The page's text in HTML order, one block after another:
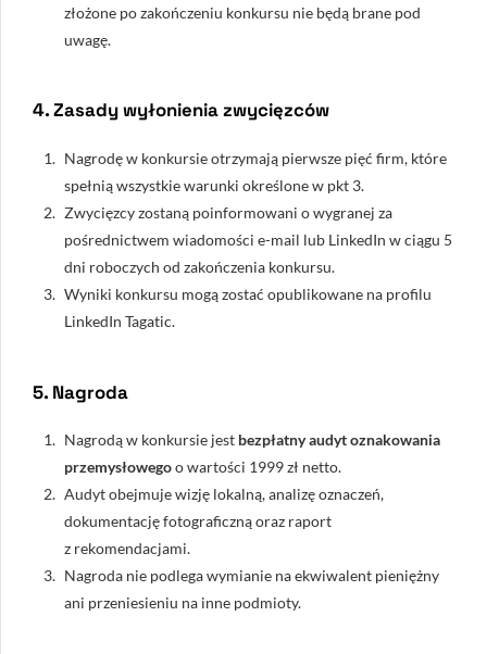
złożone po zakończeniu konkursu nie będą brane pod
uwagę.
4. Zasady wyłonienia zwycięzców
Nagrodę w konkursie otrzymają pierwsze pięć firm, które
spełnią wszystkie warunki określone w pkt 3.
Zwycięzcy zostaną poinformowani o wygranej za
pośrednictwem wiadomości e-mail lub LinkedIn w ciągu 5
dni roboczych od zakończenia konkursu.
Wyniki konkursu mogą zostać opublikowane na profilu
LinkedIn Tagatic.
5. Nagroda
Nagrodą w konkursie jest bezpłatny audyt oznakowania
przemysłowegoo wartości 1999 zł netto.
Audyt obejmuje wizję lokalną, analizę oznaczeń,
dokumentację fotograficzną oraz raport
z rekomendacjami.
Nagroda nie podlega wymianie na ekwiwalent pieniężny
ani przeniesieniu na inne podmioty.